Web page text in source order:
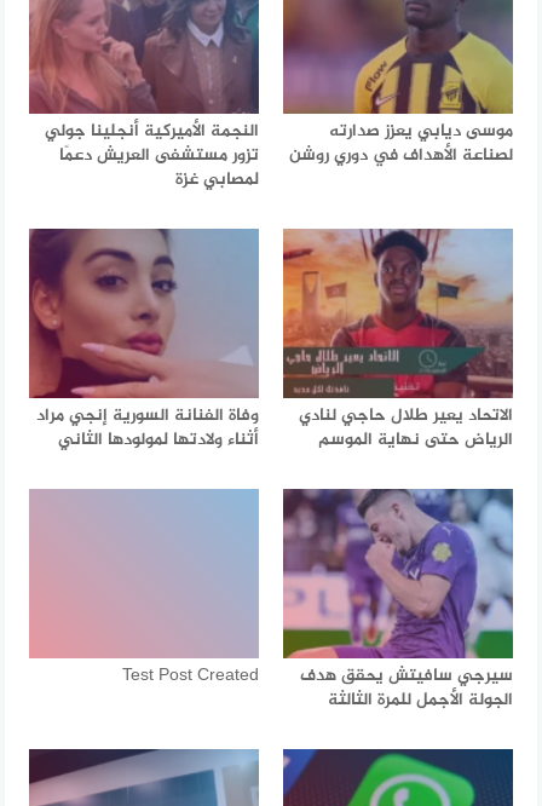
موسى ديابي يعزز صدارته
لصناعة الأهداف في دوري روشن
النجمة الأميركية أنجلينا جولي
تزور مستشفى العريش دعمًا
لمصابي غزة
الاتحاد يعير طلال حاجي لنادي
الرياض حتى نهاية الموسم
وفاة الفنانة السورية إنجي مراد
أثناء ولادتها لمولودها الثاني
سيرجي سافيتش يحقق هدف
الجولة الأجمل للمرة الثالثة
Test Post Created